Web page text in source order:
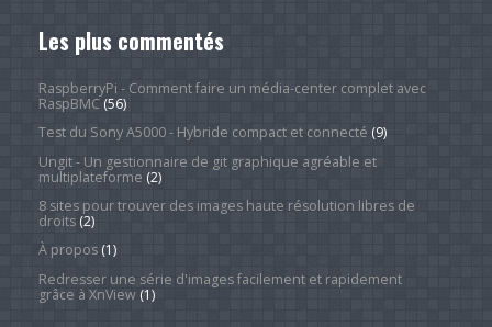
Les plus commentés
RaspberryPi - Comment faire un média-center complet avec
RaspBMC(56)
Test du Sony A5000 - Hybride compact et connecté (9)
Ungit - Un gestionnaire de git graphique agréable et
multiplateforme (2)
8 sites pour trouver des images haute résolution libres de
droits(2)
À propos(1)
Redresser une série d'images facilement et rapidement
grâce à XnView(1)